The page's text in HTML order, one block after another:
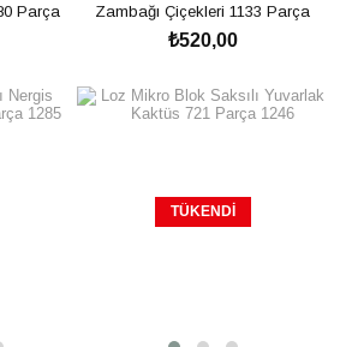
Parça
Zambağı Çiçekleri 1133 Parça
₺520,00
TÜKENDI